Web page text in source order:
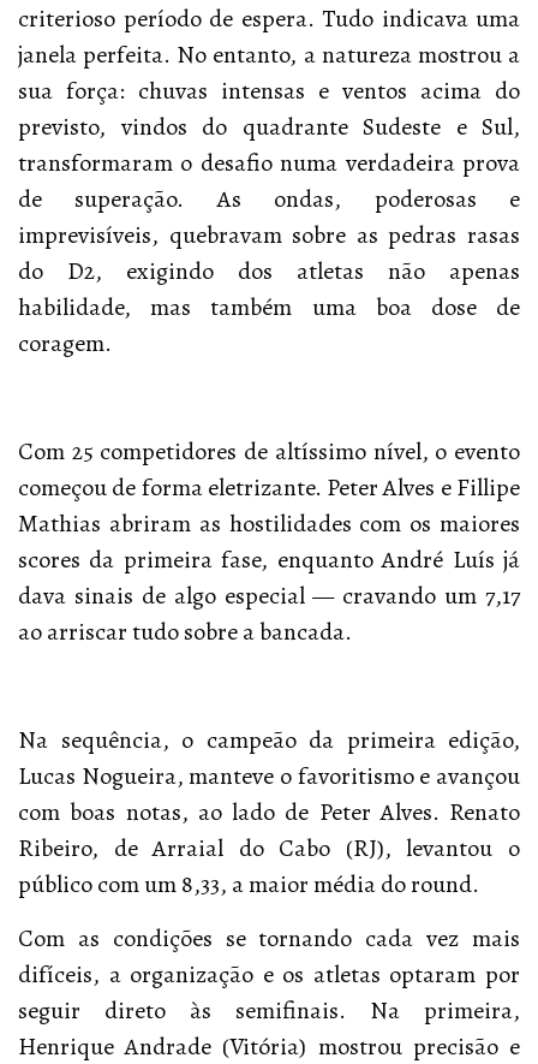
criterioso período de espera. Tudo indicava uma
janela perfeita. No entanto, a natureza mostrou a
sua força: chuvas intensas e ventos acima do
previsto, vindos do quadrante Sudeste e Sul,
transformaram o desafio numa verdadeira prova
de superação. As ondas, poderosas e
imprevisíveis, quebravam sobre as pedras rasas
do D2, exigindo dos atletas não apenas
habilidade, mas também uma boa dose de
coragem.
Com 25 competidores de altíssimo nível, o evento
começou de forma eletrizante. Peter Alves e Fillipe
Mathias abriram as hostilidades com os maiores
scores da primeira fase, enquanto André Luís já
dava sinais de algo especial — cravando um 7,17
ao arriscar tudo sobre a bancada.
Na sequência, o campeão da primeira edição,
Lucas Nogueira, manteve o favoritismo e avançou
com boas notas, ao lado de Peter Alves. Renato
Ribeiro, de Arraial do Cabo (RJ), levantou o
público com um 8,33, a maior média do round.
Com as condições se tornando cada vez mais
difíceis, a organização e os atletas optaram por
seguir direto às semifinais. Na primeira,
Henrique Andrade (Vitória) mostrou precisão e